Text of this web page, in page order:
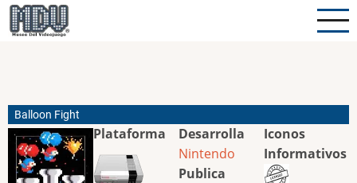
Pasar
al
Balloon Fight
Plataforma
Desarrolla
Nintendo
Publica
Iconos
Informativos